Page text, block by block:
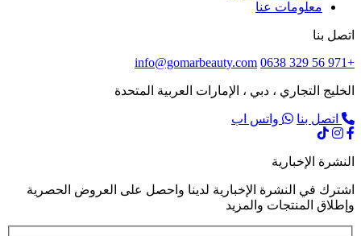
معلومات عنا
اتصل بنا
+971 56 329 0638
info@gomarbeauty.com
الخليج التجاري ، دبي ، الإمارات العربية المتحدة
اتصل بنا واتس اب
النشرة الإخبارية
اشترك في النشرة الإخبارية لدينا واحصل على العروض الحصرية
وإطلاق المنتجات والمزيد